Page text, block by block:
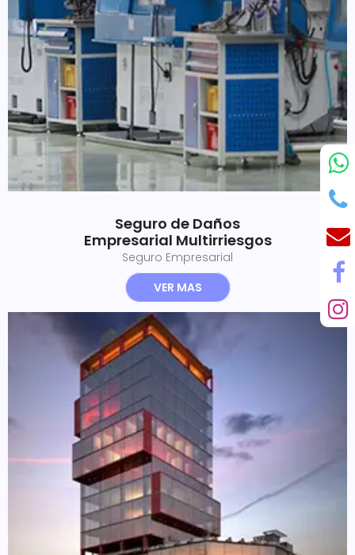
Seguro de Daños
Empresarial Multirriesgos
Seguro Empresarial
VER MAS